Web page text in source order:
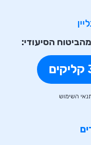
הסיעודי:
השימוש